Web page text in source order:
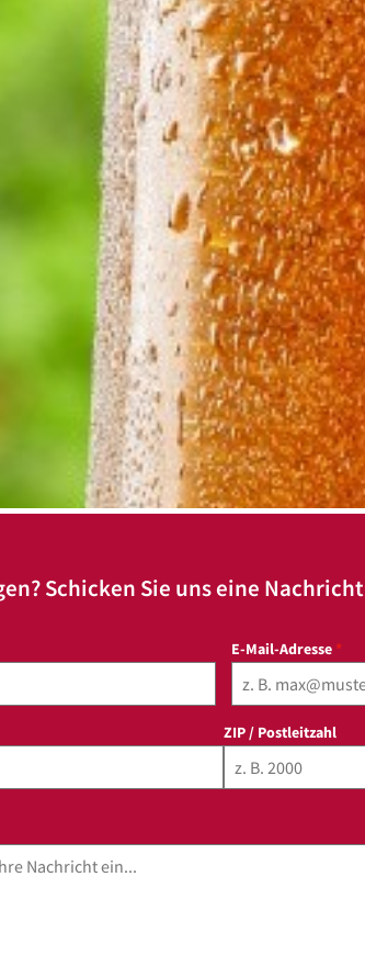
Schicken Sie uns eine Nachricht
E-Mail-Adresse *
ZIP / Postleitzahl